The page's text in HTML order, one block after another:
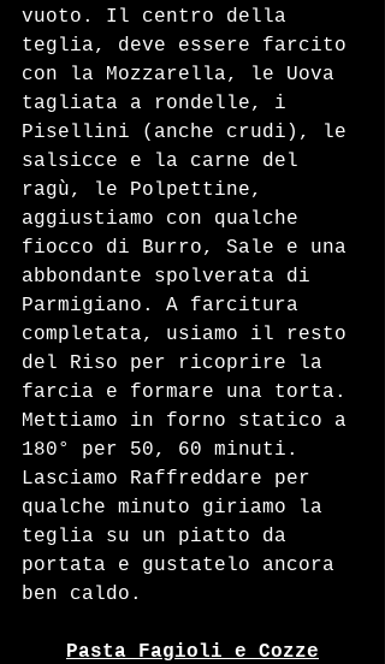
vuoto. Il centro della
teglia, deve essere farcito
con la Mozzarella, le Uova
tagliata a rondelle, i
Pisellini (anche crudi), le
salsicce e la carne del
ragù, le Polpettine,
aggiustiamo con qualche
fiocco di Burro, Sale e una
abbondante spolverata di
Parmigiano. A farcitura
completata, usiamo il resto
del Riso per ricoprire la
farcia e formare una torta.
Mettiamo in forno statico a
180° per 50, 60 minuti.
Lasciamo Raffreddare per
qualche minuto giriamo la
teglia su un piatto da
portata e gustatelo ancora
ben caldo.
Pasta Fagioli e Cozze